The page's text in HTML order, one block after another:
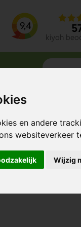
en andere
websiteverkeer
Wijzig
9,4
kiyoh
met bamboe deksel